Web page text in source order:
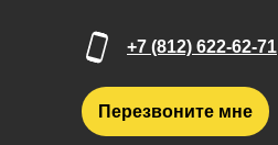
+7 (812) 622-62-71
Перезвоните мне